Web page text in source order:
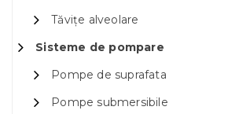
Tăvițe alveolare
Sisteme de pompare
Pompe de suprafata
Pompe submersibile